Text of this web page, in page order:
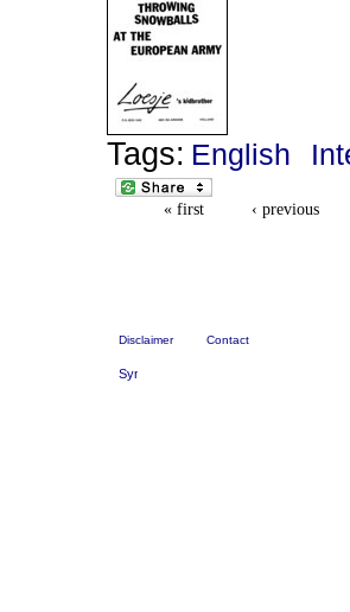
Tags: English
« first ‹ previous
Disclaimer Contact